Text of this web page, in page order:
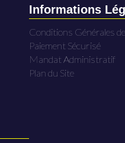
Informations
Conditions Générales
Paiement Sécurisé
Mandat Administratif
Plan du Site